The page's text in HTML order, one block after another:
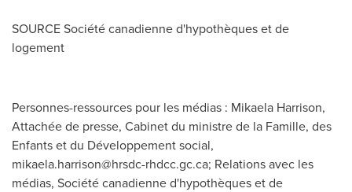
SOURCE Société canadienne d'hypothèques et de
logement
Personnes-ressources pour les médias : Mikaela Harrison,
Attachée de presse, Cabinet du ministre de la Famille, des
Enfants et du Développement social,
mikaela.harrison@hrsdc-rhdcc.gc.ca; Relations avec les
médias, Société canadienne d'hypothèques et de